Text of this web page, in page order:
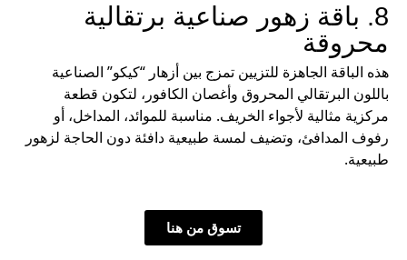
8. باقة زهور صناعية برتقالية
محروقة
هذه الباقة الجاهزة للتزيين تمزج بين أزهار “كيكو” الصناعية
باللون البرتقالي المحروق وأغصان الكافور، لتكون قطعة
مركزية مثالية لأجواء الخريف. مناسبة للموائد، المداخل، أو
رفوف المدافئ، وتضيف لمسة طبيعية دافئة دون الحاجة لزهور
طبيعية.
تسوق من هنا